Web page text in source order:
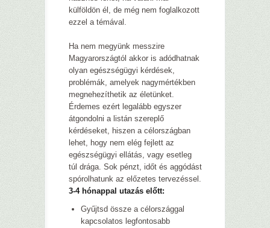
külföldön él, de még nem foglalkozott
ezzel a témával.
Ha nem megyünk messzire
Magyarországtól akkor is adódhatnak
olyan egészségügyi kérdések,
problémák, amelyek nagymértékben
megnehezíthetik az életünket.
Érdemes ezért legalább egyszer
átgondolni a listán szereplő
kérdéseket, hiszen a célországban
lehet, hogy nem elég fejlett az
egészségügyi ellátás, vagy esetleg
túl drága. Sok pénzt, időt és aggódást
spórolhatunk az előzetes tervezéssel.
3-4 hónappal utazás előtt:
Gyűjtsd össze a célországgal
kapcsolatos legfontosabb